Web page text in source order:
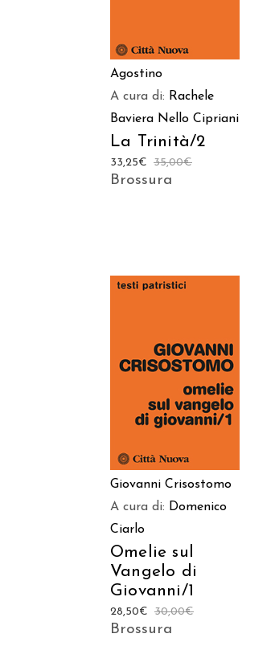
Agostino
A cura di: Rachele
Baviera Nello Cipriani
La Trinità/2
35,00€
33,25€
Brossura
AGGIUNGI AL
Giovanni Crisostomo
A cura di: Domenico
Ciarlo
Omelie sul
Vangelo di
Giovanni/1
30,00€
28,50€
Brossura